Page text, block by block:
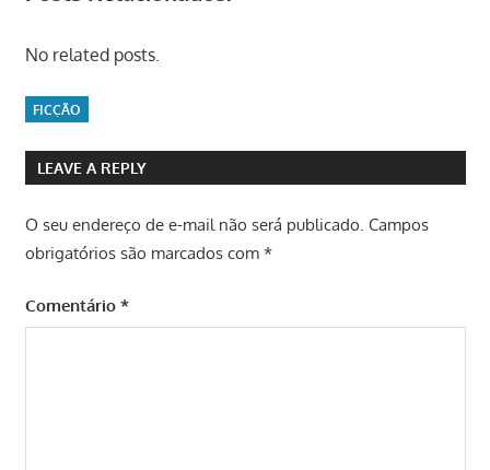
No related posts.
FICÇÃO
LEAVE A REPLY
O seu endereço de e-mail não será publicado. Campos
obrigatórios são marcados com *
Comentário *